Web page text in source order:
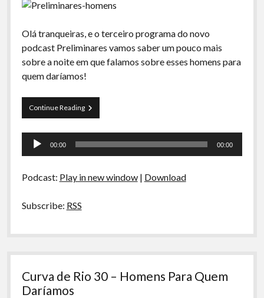
Arquivo CDR
Papo Tranqueira
A Ripa É a Lei
Especiais
Olá tranqueiras, e o terceiro programa do novo
podcast Preliminares vamos saber um pouco mais
sobre a noite em que falamos sobre esses homens para
quem daríamos!
Continue ReadingPreliminares
03
homens
daríamos
Tocador
00:00 00:00
Podcast: Play in new window| Download
Subscribe: RSS
Curva de Rio 30 – Homens Para Quem
Daríamos